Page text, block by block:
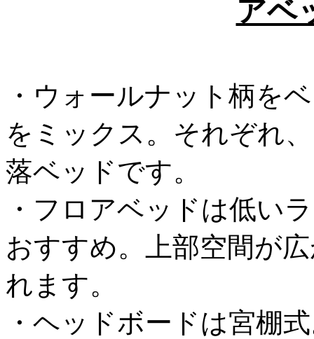
アベ
・ウォールナット柄を
をミックス。それぞれ
落ベッドです。
・フロアベッドは低い
おすすめ。上部空間が
れます。
・ヘッドボードは宮棚